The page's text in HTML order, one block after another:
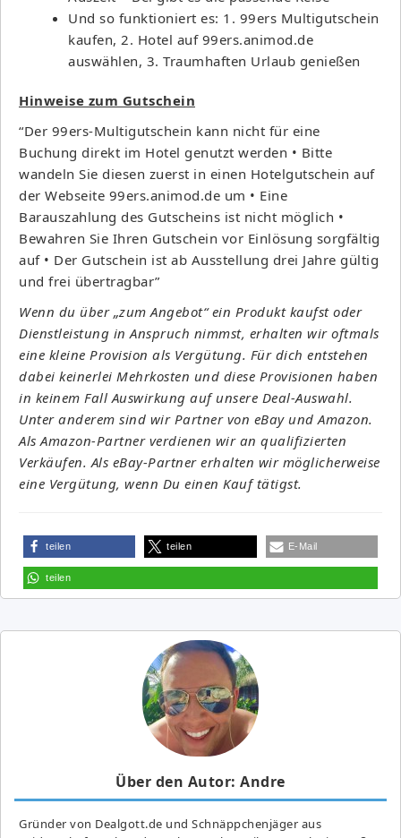
Und so funktioniert es: 1. 99ers Multigutschein
kaufen, 2. Hotel auf 99ers.animod.de
auswählen, 3. Traumhaften Urlaub genießen
Hinweise zum Gutschein
“Der 99ers-Multigutschein kann nicht für eine
Buchung direkt im Hotel genutzt werden • Bitte
wandeln Sie diesen zuerst in einen Hotelgutschein auf
der Webseite 99ers.animod.de um • Eine
Barauszahlung des Gutscheins ist nicht möglich •
Bewahren Sie Ihren Gutschein vor Einlösung sorgfältig
auf • Der Gutschein ist ab Ausstellung drei Jahre gültig
und frei übertragbar”
Wenn du über „zum Angebot“ ein Produkt kaufst oder
Dienstleistung in Anspruch nimmst, erhalten wir oftmals
eine kleine Provision als Vergütung. Für dich entstehen
dabei keinerlei Mehrkosten und diese Provisionen haben
in keinem Fall Auswirkung auf unsere Deal-Auswahl.
Unter anderem sind wir Partner von eBay und Amazon.
Als Amazon-Partner verdienen wir an qualifizierten
Verkäufen. Als eBay-Partner erhalten wir möglicherweise
eine Vergütung, wenn Du einen Kauf tätigst.
teilen teilen E-Mail
teilen
Über den Autor: Andre
Gründer von Dealgott.de und Schnäppchenjäger aus